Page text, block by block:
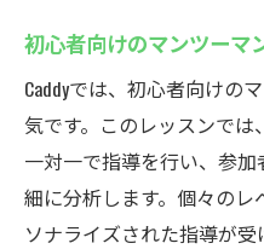
初心者向けのマンツーマ
Caddyでは、初心者向けの
気です。このレッスンで
一対一で指導を行い、参
細に分析します。個々の
ソナライズされた指導が